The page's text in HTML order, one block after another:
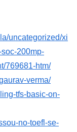
uncategorized/xi
200mp-
769681-htm/
verma/
tfs-basic-on-
no-toefl-se-